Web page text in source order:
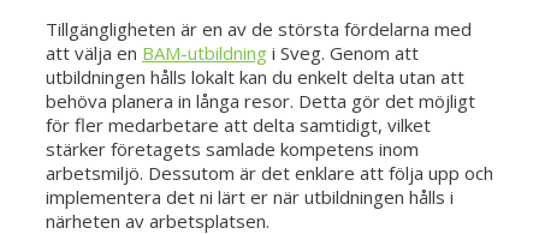
Tillgängligheten är en av de största fördelarna med
att välja en BAM-utbildning i Sveg. Genom att
utbildningen hålls lokalt kan du enkelt delta utan att
behöva planera in långa resor. Detta gör det möjligt
för fler medarbetare att delta samtidigt, vilket
stärker företagets samlade kompetens inom
arbetsmiljö. Dessutom är det enklare att följa upp och
implementera det ni lärt er när utbildningen hålls i
närheten av arbetsplatsen.